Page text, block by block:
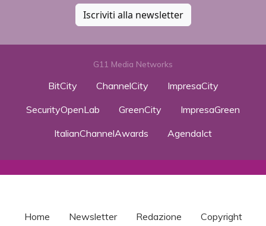
Iscriviti alla newsletter
G11 Media Networks
BitCity ChannelCity
ImpresaCity
SecurityOpenLab
GreenCity
ImpresaGreen
ItalianChannelAwards
AgendaIct
Home Newsletter Redazione Copyright